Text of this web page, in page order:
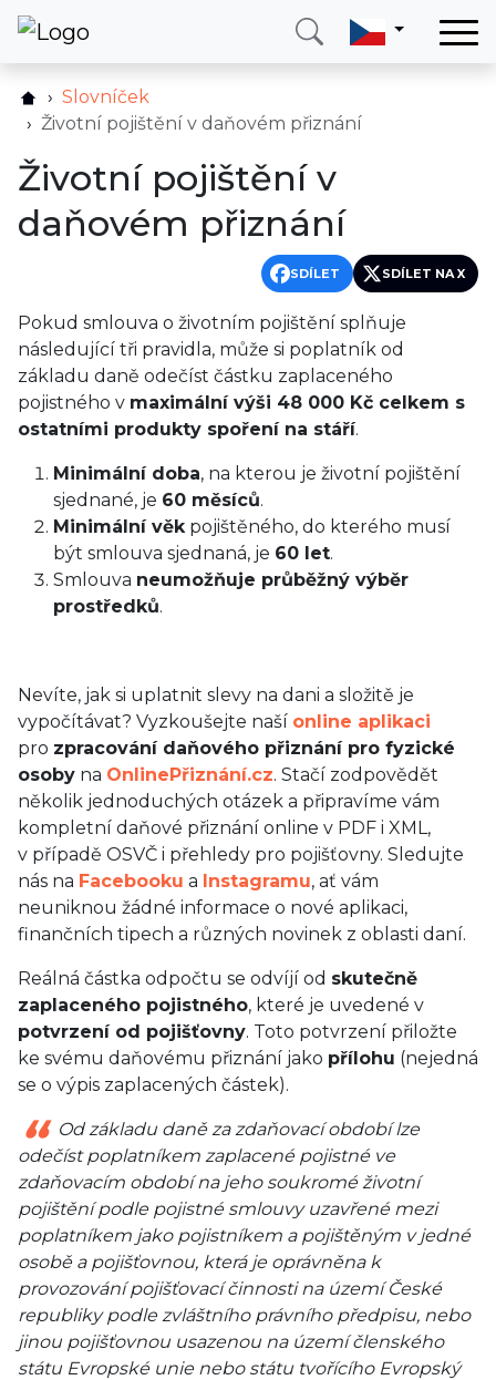
Služby
Země
Blog
Zavolejte mi Přihlásit se
Slovníček
Životní pojištění v daňovém přiznání
Životní pojištění v
daňovém přiznání
SDÍLET SDÍLET NA X
Pokud smlouva o životním pojištění splňuje
následující tři pravidla, může si poplatník od
základu daně odečíst částku zaplaceného
pojistného v maximální výši 48 000 Kč celkem s
ostatními produkty spoření na stáří.
Minimální doba, na kterou je životní pojištění
sjednané, je 60 měsíců.
Minimální věkpojištěného, do kterého musí
být smlouva sjednaná, je 60 let.
Smlouva neumožňuje průběžný výběr
prostředků.
Nevíte, jak si uplatnit slevy na dani a složitě je
vypočítávat? Vyzkoušejte naší online aplikaci
pro zpracování daňového přiznání pro fyzické
osoby na OnlinePřiznání.cz. Stačí zodpovědět
několik jednoduchých otázek a připravíme vám
kompletní daňové přiznání online v PDF i XML,
v případě OSVČ i přehledy pro pojišťovny. Sledujte
nás na Facebooku a Instagramu, ať vám
neuniknou žádné informace o nové aplikaci,
finančních tipech a různých novinek z oblasti daní.
Reálná částka odpočtu se odvíjí od skutečně
zaplaceného pojistného, které je uvedené v
potvrzení od pojišťovny. Toto potvrzení přiložte
ke svému daňovému přiznání jako přílohu (nejedná
se o výpis zaplacených částek).
Od základu daně za zdaňovací období lze
odečíst poplatníkem zaplacené pojistné ve
zdaňovacím období na jeho soukromé životní
pojištění podle pojistné smlouvy uzavřené mezi
poplatníkem jako pojistníkem a pojištěným v jedné
osobě a pojišťovnou, která je oprávněna k
provozování pojišťovací činnosti na území České
republiky podle zvláštního právního předpisu, nebo
jinou pojišťovnou usazenou na území členského
státu Evropské unie nebo státu tvořícího Evropský